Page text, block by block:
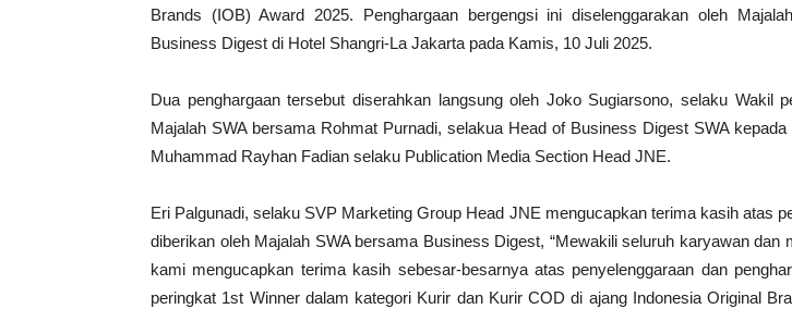
Brands (IOB) Award 2025. Penghargaan bergengsi ini diselenggarakan oleh
Business Digest di Hotel Shangri-La Jakarta pada Kamis, 10 Juli 2025.
Dua penghargaan tersebut diserahkan langsung oleh Joko Sugiarsono, selaku Wakil
Majalah SWA bersama Rohmat Purnadi, selakua Head of Business Digest SWA
Muhammad Rayhan Fadian selaku Publication Media Section Head JNE.
Eri Palgunadi, selaku SVP Marketing Group Head JNE mengucapkan terima kasih atas
diberikan oleh Majalah SWA bersama Business Digest, “Mewakili seluruh karyawan dan
kami mengucapkan terima kasih sebesar-besarnya atas penyelenggaraan dan
peringkat 1st Winner dalam kategori Kurir dan Kurir COD di ajang Indonesia Original